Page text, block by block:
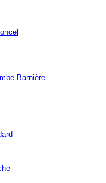
Barnière